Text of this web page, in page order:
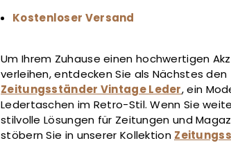
Kostenloser Versand
Um Ihrem Zuhause einen hochwertigen
verleihen, entdecken Sie als Nächstes den
Zeitungsständer Vintage Leder, ein
Ledertaschen im Retro-Stil. Wenn Sie
stilvolle Lösungen für Zeitungen und
stöbern Sie in unserer Kollektion